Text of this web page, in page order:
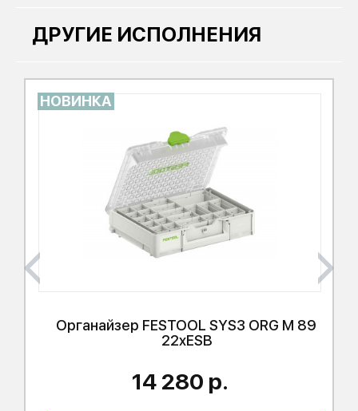
ДРУГИЕ ИСПОЛНЕНИЯ
НОВИНКА
Органайзер FESTOOL SYS3 ORG M 89
22xESB
14 280 р.